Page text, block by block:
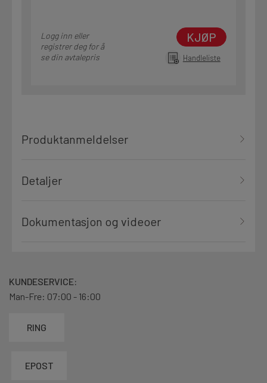
Logg inn eller
registrer deg for å
se din avtalepris
KJØP
Handleliste
Produktanmeldelser
Detaljer
Dokumentasjon og videoer
KUNDESERVICE:
Man-Fre: 07:00 - 16:00
RING
EPOST